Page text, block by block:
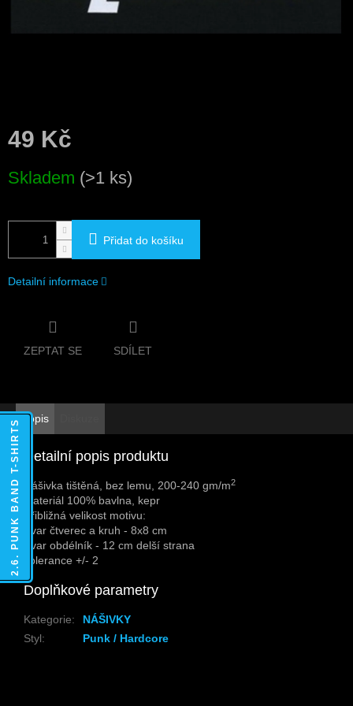
49 Kč
cena:
Skladem (>1 ks)
Přidat do košíku
Detailní informace
ZEPTAT SE SDÍLET
Popis
Detailní popis produktu
Nášivka tištěná, bez lemu, 200-240 gm/m2
Materiál 100% bavlna, kepr
Přibližná velikost motivu:
Tvar čtverec a kruh - 8x8 cm
Tvar obdélník - 12 cm delší strana
Tolerance +/- 2
Doplňkové parametry
Kategorie:
NÁŠIVKY
Styl: Punk / Hardcore
2.6. PUNK BAND T-SHIRTS